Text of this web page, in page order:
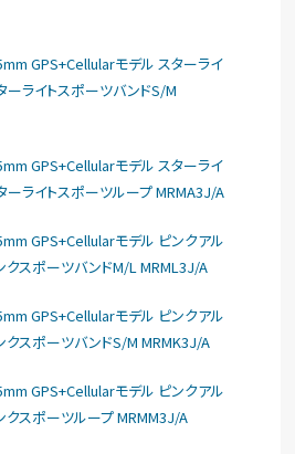
GPS+Cellularモデル スターライ
ーライトスポーツバンドS/M
GPS+Cellularモデル スターライ
ーライトスポーツループ MRMA3J/A
GPS+Cellularモデル ピンクアル
クスポーツバンドM/L MRML3J/A
GPS+Cellularモデル ピンクアル
クスポーツバンドS/M MRMK3J/A
GPS+Cellularモデル ピンクアル
クスポーツループ MRMM3J/A